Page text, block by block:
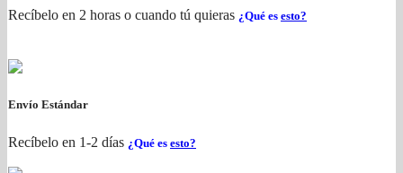
Recíbelo en 2 horas o cuando tú quieras ¿Qué es esto?
Envío Estándar
Recíbelo en 1-2 días ¿Qué es esto?